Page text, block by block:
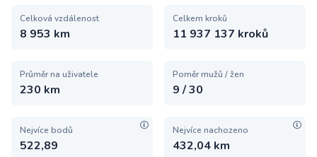
Celková vzdálenost
8 953 km
Celkem kroků
11 937 137 kroků
Průměr na uživatele
230 km
Poměr mužů / žen
9 / 30
Nejvíce bodů
522,89
Nejvíce nachozeno
432,04 km